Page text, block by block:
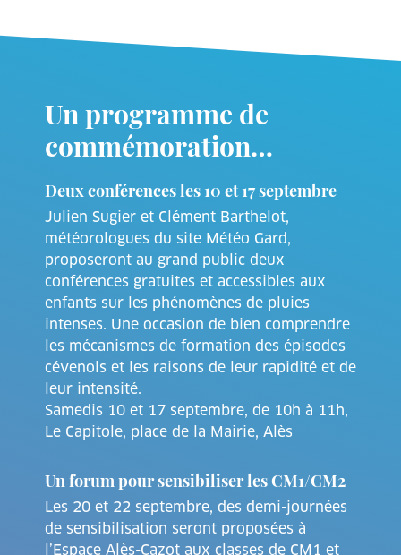
Un programme de
commémoration…
Deux conférences les 10 et 17 septembre
Julien Sugier et Clément Barthelot,
météorologues du site Météo Gard,
proposeront au grand public deux
conférences gratuites et accessibles aux
enfants sur les phénomènes de pluies
intenses. Une occasion de bien comprendre
les mécanismes de formation des épisodes
cévenols et les raisons de leur rapidité et de
leur intensité.
Samedis 10 et 17 septembre, de 10h à 11h,
Le Capitole, place de la Mairie, Alès
Un forum pour sensibiliser les CM1/CM2
Les 20 et 22 septembre, des demi-journées
de sensibilisation seront proposées à
l’Espace Alès-Cazot aux classes de CM1 et